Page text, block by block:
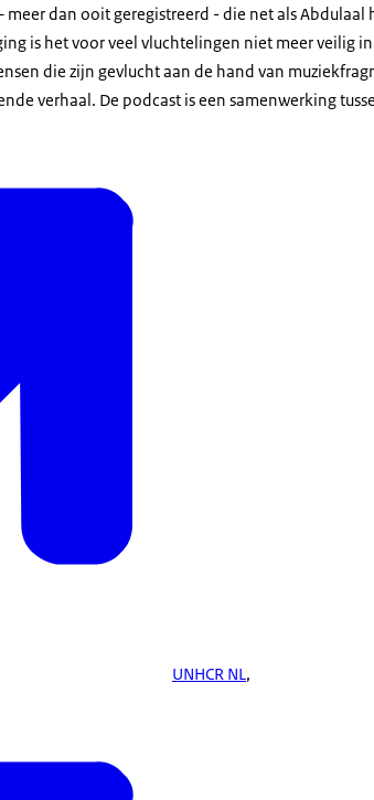
dan ooit geregistreerd - die net als Abdulaal
is het voor veel vluchtelingen niet meer veilig
die zijn gevlucht aan de hand van
verhaal. De podcast is een samenwerking
UNHCR NL,